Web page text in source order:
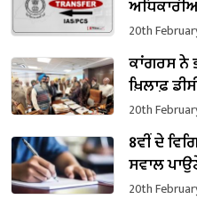
20th
ਕਾਂਗਰਸ ਨੇ
ਖ਼ਿਲਾਫ਼
20th
8ਵੀਂ ਦੇ
ਸਵਾਲ
20th